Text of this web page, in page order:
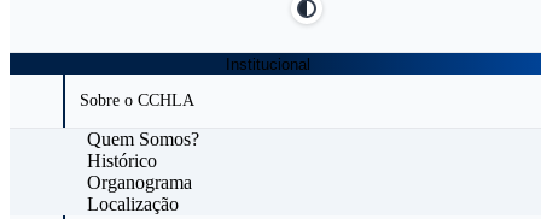
Institucional
Sobre o CCHLA
Quem Somos?
Histórico
Organograma
Localização